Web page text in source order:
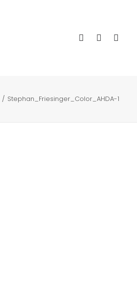
Stephan_Friesinger_Color_AHDA-1